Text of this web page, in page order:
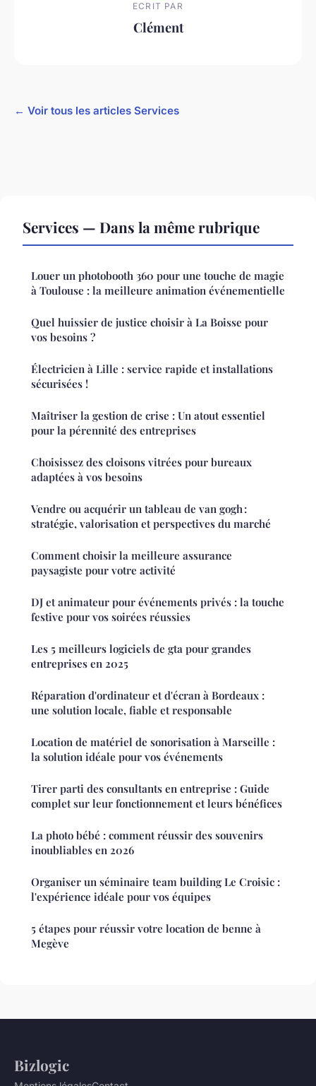
ECRIT PAR
Clément
← Voir tous les articles Services
Services — Dans la même rubrique
Louer un photobooth 360 pour une touche de magie
à Toulouse : la meilleure animation événementielle
Quel huissier de justice choisir à La Boisse pour
vos besoins ?
Électricien à Lille : service rapide et installations
sécurisées !
Maîtriser la gestion de crise : Un atout essentiel
pour la pérennité des entreprises
Choisissez des cloisons vitrées pour bureaux
adaptées à vos besoins
Vendre ou acquérir un tableau de van gogh :
stratégie, valorisation et perspectives du marché
Comment choisir la meilleure assurance
paysagiste pour votre activité
DJ et animateur pour événements privés : la touche
festive pour vos soirées réussies
Les 5 meilleurs logiciels de gta pour grandes
entreprises en 2025
Réparation d'ordinateur et d'écran à Bordeaux :
une solution locale, fiable et responsable
Location de matériel de sonorisation à Marseille :
la solution idéale pour vos événements
Tirer parti des consultants en entreprise : Guide
complet sur leur fonctionnement et leurs bénéfices
La photo bébé : comment réussir des souvenirs
inoubliables en 2026
Organiser un séminaire team building Le Croisic :
l'expérience idéale pour vos équipes
5 étapes pour réussir votre location de benne à
Megève
Bizlogic